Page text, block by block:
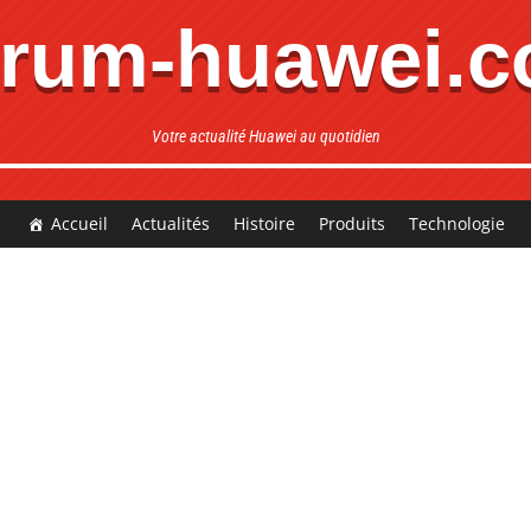
Votre actualité Huawei au quotidien
Accueil Actualités Histoire Produits Technologie